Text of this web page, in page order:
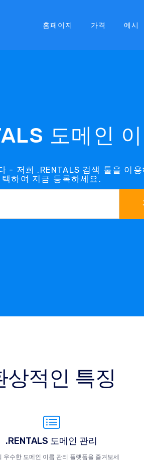
홈페이지 가격 예시
도메인
- 저희 .RENTALS 검색 툴을 이
택하여 지금 등록하세요.
상적인 특징
.RENTALS 도메인 관리
우수한 도메인 이름 관리 플랫폼을 즐겨보세